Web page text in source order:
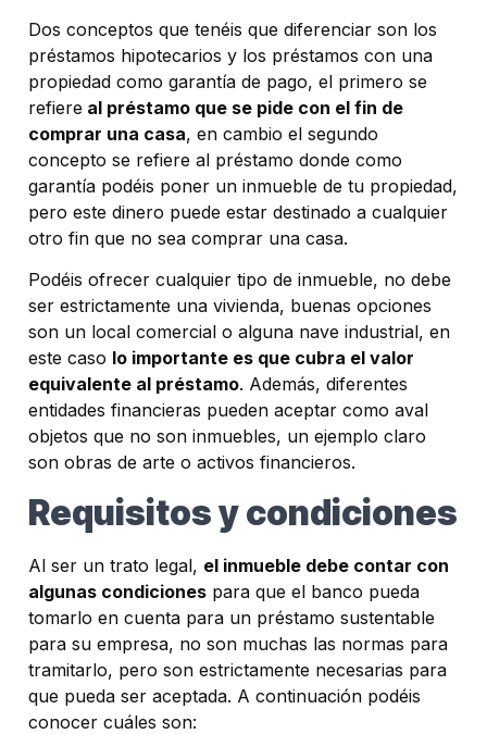
Dos conceptos que tenéis que diferenciar son los
préstamos hipotecarios y los préstamos con una
propiedad como garantía de pago, el primero se
refiere al préstamo que se pide con el fin de
comprar una casa, en cambio el segundo
concepto se refiere al préstamo donde como
garantía podéis poner un inmueble de tu propiedad,
pero este dinero puede estar destinado a cualquier
otro fin que no sea comprar una casa.
Podéis ofrecer cualquier tipo de inmueble, no debe
ser estrictamente una vivienda, buenas opciones
son un local comercial o alguna nave industrial, en
este caso lo importante es que cubra el valor
equivalente al préstamo. Además, diferentes
entidades financieras pueden aceptar como aval
objetos que no son inmuebles, un ejemplo claro
son obras de arte o activos financieros.
Requisitos y condiciones
Al ser un trato legal, el inmueble debe contar con
algunas condiciones para que el banco pueda
tomarlo en cuenta para un préstamo sustentable
para su empresa, no son muchas las normas para
tramitarlo, pero son estrictamente necesarias para
que pueda ser aceptada. A continuación podéis
conocer cuáles son: